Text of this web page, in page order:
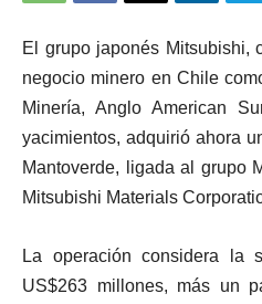
El grupo japonés Mitsubishi,
negocio minero en Chile
Minería, Anglo American
yacimientos, adquirió ahora
Mantoverde, ligada al grupo
Mitsubishi Materials
La operación considera la
US$263 millones, más un